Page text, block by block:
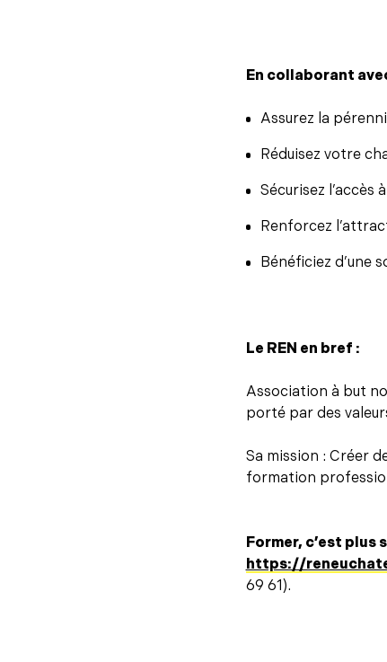
En collaborant
Assurez la
Réduisez votre
Sécurisez l’accès
Renforcez
Bénéficiez d’une
Le REN en bref :
Association à but
porté par des
Sa mission : Créer
formation
Former, c’est plus
https://
69 61).